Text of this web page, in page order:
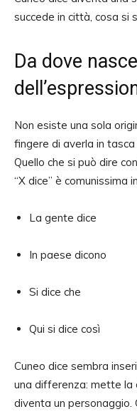
succede in città, cosa si
Da dove
Non esiste una sola
fingere di averla in
Quello che si può dire
“X dice” è comunissima
La gente dice
In paese dicono
Si dice che
Qui si dice così
Cuneo dice sembra
una differenza: mette
diventa un personaggio.